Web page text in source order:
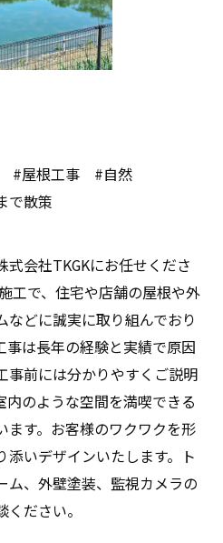
#屋根工事 #自然
で散策
会社TKGKにお任せくださ
工で、住宅や店舗の屋根や外
どに誠実に取り組んでおり
事は長年の経験と実績で原因
事前には分かりやすくご説明
内のような空間を満喫できる
ます。お客様のワクワクを形
添いデザインいたします。ト
ム、外壁塗装、監視カメラの
ださい。